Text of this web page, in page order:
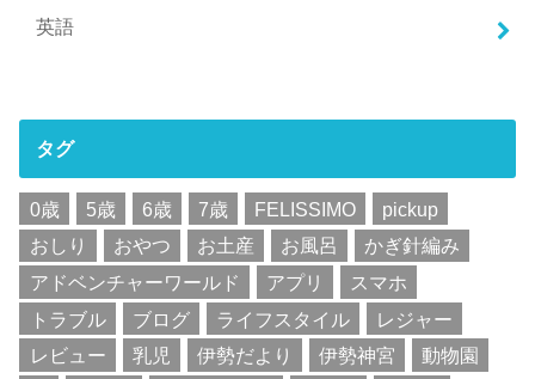
英語
タグ
0歳 5歳 6歳 7歳 FELISSIMO
pickup
おしり
おやつ お土産 お風呂
かぎ針編み
アドベンチャーワールド
アプリ
スマホ
トラブル
ブログ ライフスタイル
レジャー
レビュー
乳児 伊勢だより 伊勢神宮
動物園